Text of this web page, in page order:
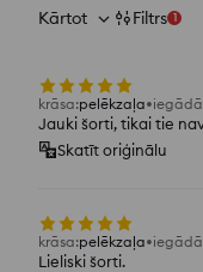
Kārtot Filtrs 1
krāsa:pelēkzaļa
Jauki šorti, tikai tie
Skatīt oriģinālu
krāsa:pelēkzaļa
Lieliski šorti.